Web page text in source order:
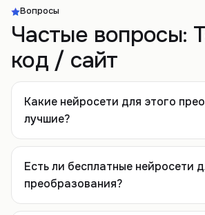
Вопросы
Частые вопросы:
код / сайт
Какие нейросети для этого
лучшие?
Есть ли бесплатные нейросети
преобразования?